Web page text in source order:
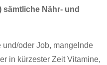
Nähr- und
oder Job, mangelnde
in kürzester Zeit Vitamine,